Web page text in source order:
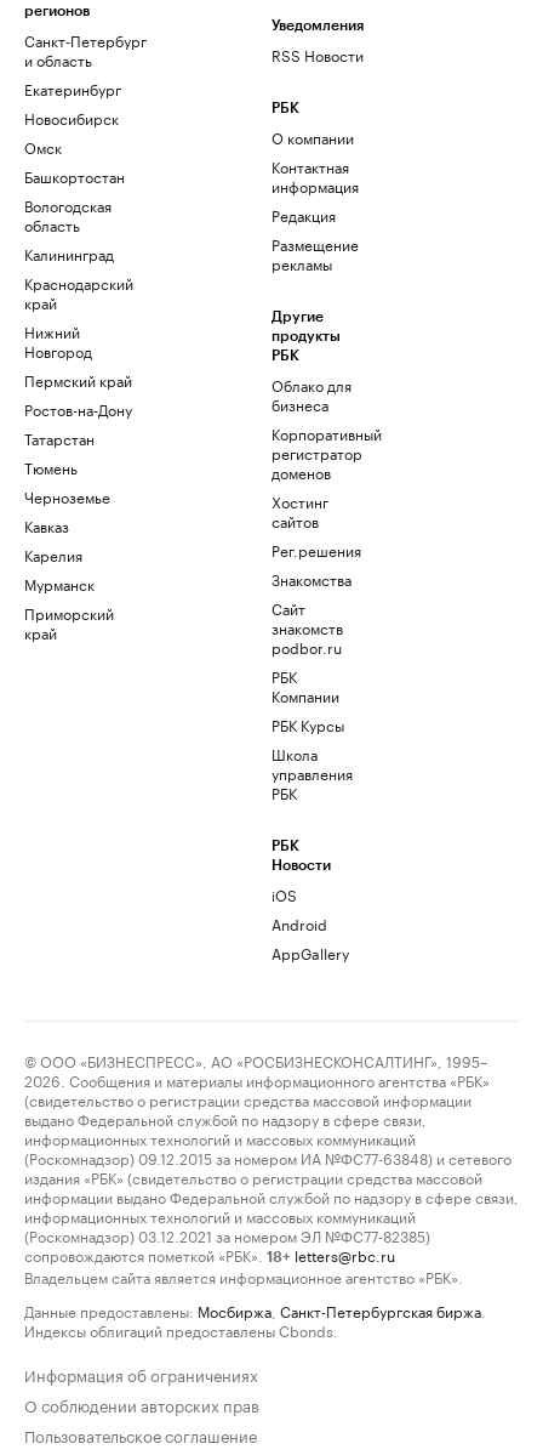
регионов
Санкт-Петербург
и область
Екатеринбург
Новосибирск
Омск
Башкортостан
Вологодская
область
Калининград
Краснодарский
край
Нижний
Новгород
Пермский край
Ростов-на-Дону
Татарстан
Тюмень
Черноземье
Кавказ
Карелия
Мурманск
Приморский
край
Уведомления
RSS Новости
РБК
О компании
Контактная
информация
Редакция
Размещение
рекламы
Другие
продукты
РБК
Облако для
бизнеса
Корпоративный
регистратор
доменов
Хостинг
сайтов
Рег.решения
Знакомства
Сайт
знакомств
podbor.ru
РБК
Компании
РБК Курсы
Школа
управления
РБК
РБК
Новости
iOS
Android
AppGallery
© ООО «БИЗНЕСПРЕСС», АО «РОСБИЗНЕСКОНСАЛТИНГ», 1995–
2026. Сообщения и материалы информационного агентства «РБК»
(свидетельство о регистрации средства массовой информации
выдано Федеральной службой по надзору в сфере связи,
информационных технологий и массовых коммуникаций
(Роскомнадзор) 09.12.2015 за номером ИА №ФС77-63848) и сетевого
издания «РБК» (свидетельство о регистрации средства массовой
информации выдано Федеральной службой по надзору в сфере связи,
информационных технологий и массовых коммуникаций
(Роскомнадзор) 03.12.2021 за номером ЭЛ №ФС77-82385)
сопровождаются пометкой «РБК».
18+ letters@rbc.ru
Владельцем сайта является информационное агентство «РБК».
Данные предоставлены: Мосбиржа Санкт-Петербургская биржа
Индексы облигаций предоставлены Cbonds.
Информация об ограничениях
О соблюдении авторских прав
Пользовательское соглашение